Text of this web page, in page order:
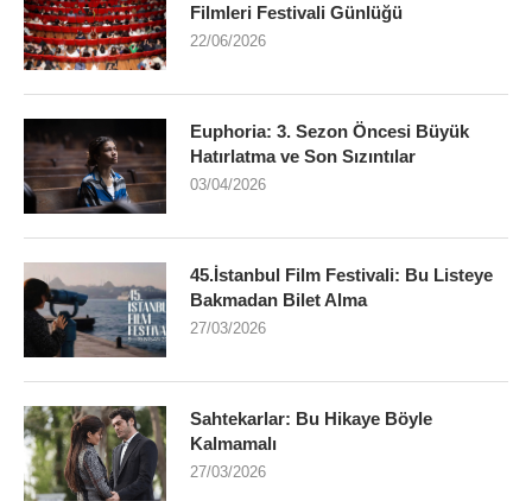
Filmleri Festivali Günlüğü
22/06/2026
Euphoria: 3. Sezon Öncesi Büyük
Hatırlatma ve Son Sızıntılar
03/04/2026
45.İstanbul Film Festivali: Bu Listeye
Bakmadan Bilet Alma
27/03/2026
Sahtekarlar: Bu Hikaye Böyle
Kalmamalı
27/03/2026